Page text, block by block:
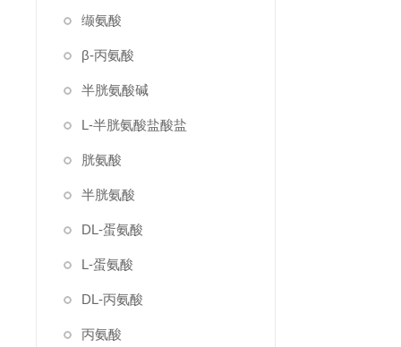
缬氨酸
β-丙氨酸
半胱氨酸碱
L-半胱氨酸盐酸盐
胱氨酸
半胱氨酸
DL-蛋氨酸
L-蛋氨酸
DL-丙氨酸
丙氨酸